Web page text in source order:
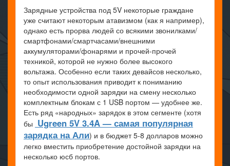
Зарядные устройства под 5V некоторые граждане
уже считают некоторым атавизмом (как я например),
однако есть прорва людей со всякими звонилками/
смартфонами/смартчасами/внешними
аккумуляторами/фонарями и прочей-прочей
техникой, которой не нужно более высокого
вольтажа. Особенно если таких девайсов несколько,
то опыт использования приводит к пониманию
необходимости одной зарядки на смену несколько
комплектным блокам с 1 USB портом — удобнее же.
Есть ряд «народных» зарядок в этом сегменте (хотя
бы Ugreen 5V 3.4A — самая популярная
зарядка на Али) и в бюджет 5-8 долларов можно
легко вместить приобретение достойной зарядки на
несколько юсб портов.